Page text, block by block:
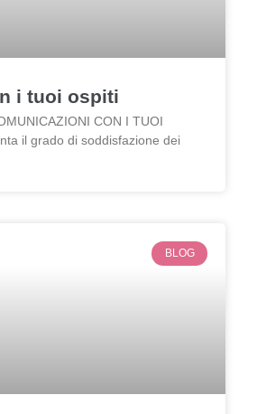
i tuoi ospiti
CON I TUOI
il grado di soddisfazione dei
BLOG